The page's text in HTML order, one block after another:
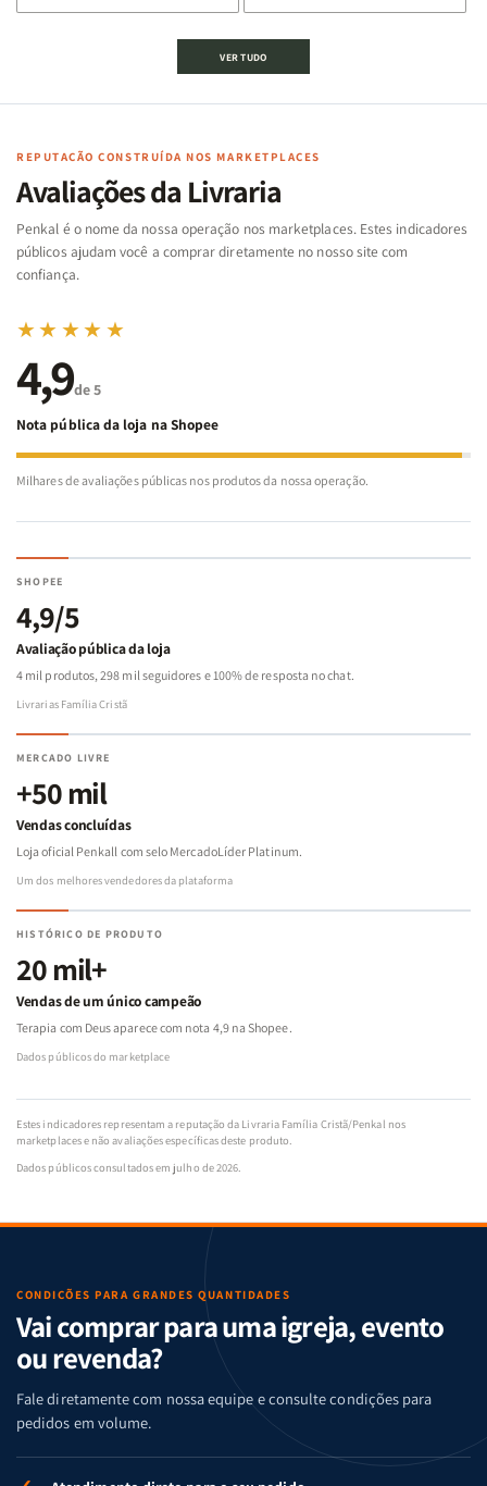
de
Cartas
Famílias
Bíblia
-
Penkal
de
Jogo
Cartas
Famílias
da
Bíblia
-
Penkal
de
Jogo
|
de
de
|
VER TUDO
REPUTAÇÃO CONSTRUÍDA NOS MARKETPLACES
Avaliações da Livraria
Penkal é o nome da nossa operação nos marketplaces. Estes indicadores
públicos ajudam você a comprar diretamente no nosso site com
confiança.
★★★★★
4,9de 5
Nota pública da loja na Shopee
Milhares de avaliações públicas nos produtos da nossa operação.
SHOPEE
4,9/5
Avaliação pública da loja
4 mil produtos, 298 mil seguidores e 100% de resposta no chat.
Livrarias Família Cristã
MERCADO LIVRE
+50 mil
Vendas concluídas
Loja oficial Penkall com selo MercadoLíder Platinum.
Um dos melhores vendedores da plataforma
HISTÓRICO DE PRODUTO
20 mil+
Vendas de um único campeão
Terapia com Deus aparece com nota 4,9 na Shopee.
Dados públicos do marketplace
Estes indicadores representam a reputação da Livraria Família Cristã/Penkal nos
marketplaces e não avaliações específicas deste produto.
Dados públicos consultados em julho de 2026.
CONDIÇÕES PARA GRANDES QUANTIDADES
Vai comprar para uma igreja, evento
ou revenda?
Fale diretamente com nossa equipe e consulte condições para
pedidos em volume.